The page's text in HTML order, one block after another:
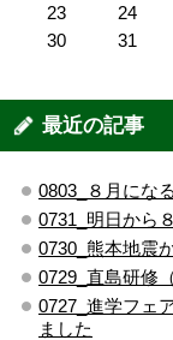
23
24
30
31
最近の記事
0803_８月にな
0731_明日から
0730_熊本地震
0729_直島研修
0727_進学フェ
ました